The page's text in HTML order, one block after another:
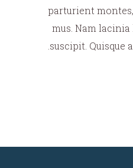
parturient
mus. Nam
suscipit. Quisque